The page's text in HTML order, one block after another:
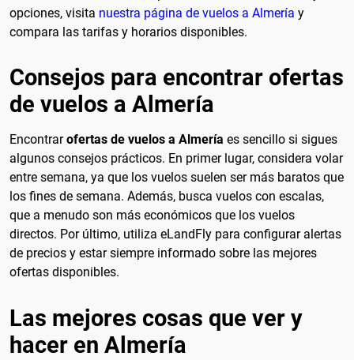
opciones, visita nuestra página de vuelos a Almería y
compara las tarifas y horarios disponibles.
Consejos para encontrar ofertas
de vuelos a Almería
Encontrarofertas de vuelos a Almería es sencillo si sigues
algunos consejos prácticos. En primer lugar, considera volar
entre semana, ya que los vuelos suelen ser más baratos que
los fines de semana. Además, busca vuelos con escalas,
que a menudo son más económicos que los vuelos
directos. Por último, utiliza eLandFly para configurar alertas
de precios y estar siempre informado sobre las mejores
ofertas disponibles.
Las mejores cosas que ver y
hacer en Almería